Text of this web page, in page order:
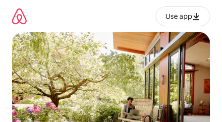
contenido
Use app